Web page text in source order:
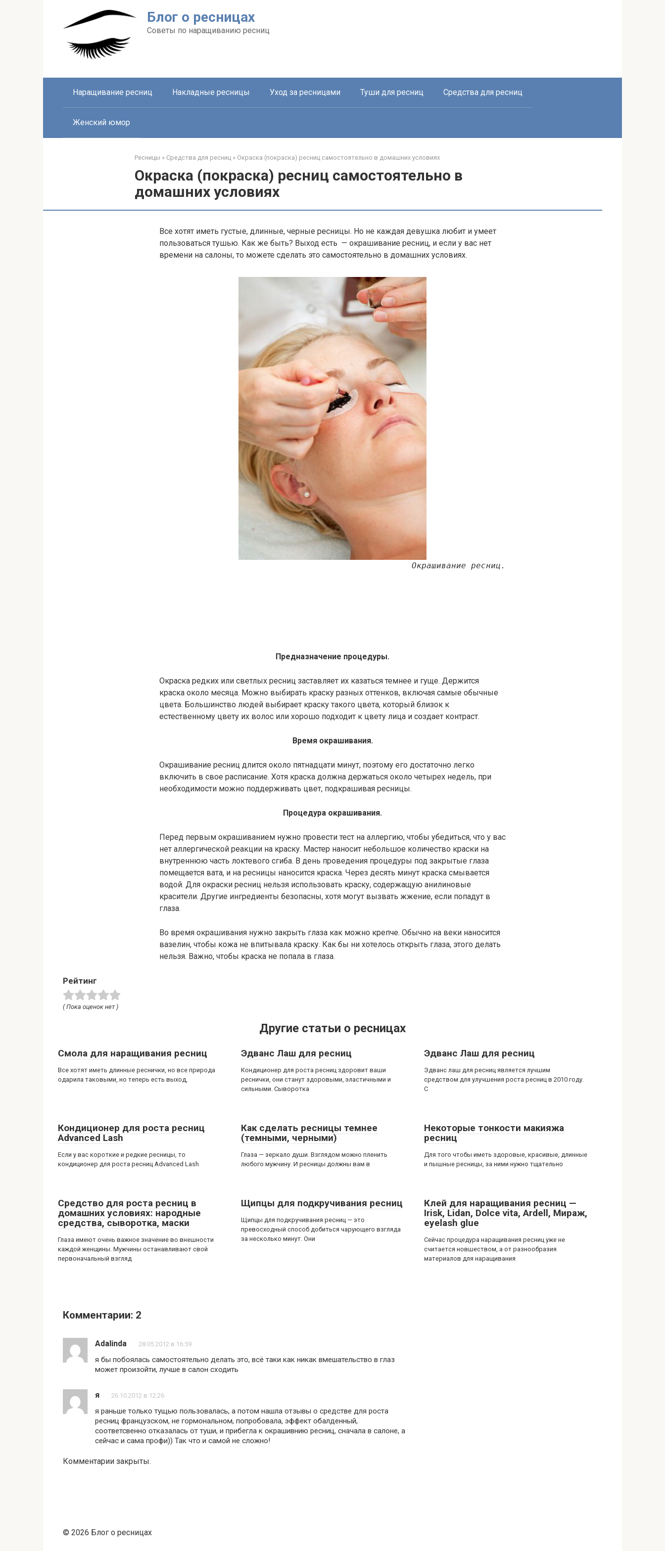
Блог о ресницах
Советы по наращиванию ресниц
Наращивание ресниц Накладные ресницы Уход за ресницами Туши для ресниц Средства для ресниц
Женский юмор
Ресницы » Средства для ресниц » Окраска (покраска) ресниц самостоятельно в домашних условиях
Окраска (покраска) ресниц самостоятельно в
домашних условиях
Все хотят иметь густые, длинные, черные ресницы. Но не каждая девушка любит и умеет
пользоваться тушью. Как же быть? Выход есть — окрашивание ресниц, и если у вас нет
времени на салоны, то можете сделать это самостоятельно в домашних условиях.
Окрашивание ресниц.
Предназначение процедуры.
Окраска редких или светлых ресниц заставляет их казаться темнее и гуще. Держится
краска около месяца. Можно выбирать краску разных оттенков, включая самые обычные
цвета. Большинство людей выбирает краску такого цвета, который близок к
естественному цвету их волос или хорошо подходит к цвету лица и создает контраст.
Время окрашивания.
Окрашивание ресниц длится около пятнадцати минут, поэтому его достаточно легко
включить в свое расписание. Хотя краска должна держаться около четырех недель, при
необходимости можно поддерживать цвет, подкрашивая ресницы.
Процедура окрашивания.
Перед первым окрашиванием нужно провести тест на аллергию, чтобы убедиться, что у вас
нет аллергической реакции на краску. Мастер наносит небольшое количество краски на
внутреннюю часть локтевого сгиба. В день проведения процедуры под закрытые глаза
помещается вата, и на ресницы наносится краска. Через десять минут краска смывается
водой. Для окраски ресниц нельзя использовать краску, содержащую анилиновые
красители. Другие ингредиенты безопасны, хотя могут вызвать жжение, если попадут в
глаза.
Во время окрашивания нужно закрыть глаза как можно крепче. Обычно на веки наносится
вазелин, чтобы кожа не впитывала краску. Как бы ни хотелось открыть глаза, этого делать
нельзя. Важно, чтобы краска не попала в глаза.
Рейтинг
( Пока оценок нет )
Другие статьи о ресницах
Смола для наращивания ресниц
Все хотят иметь длинные реснички, но все природа
одарила таковыми, но теперь есть выход,
Эдванс Лаш для ресниц
Кондиционер для роста ресниц здоровит ваши
реснички, они станут здоровыми, эластичными и
сильными. Сыворотка
Эдванс Лаш для ресниц
Эдванс лаш для ресниц является лучшим
средством для улучшения роста ресниц в 2010 году.
С
Кондиционер для роста ресниц
Advanced Lash
Если у вас короткие и редкие ресницы, то
кондиционер для роста ресниц Advanced Lash
Как сделать ресницы темнее
(темными, черными)
Глаза — зеркало души. Взглядом можно пленить
любого мужчину. И ресницы должны вам в
Некоторые тонкости макияжа
ресниц
Для того чтобы иметь здоровые, красивые, длинные
и пышные ресницы, за ними нужно тщательно
Средство для роста ресниц в
домашних условиях: народные
средства, сыворотка, маски
Глаза имеют очень важное значение во внешности
каждой женщины. Мужчины останавливают свой
первоначальный взгляд
Щипцы для подкручивания ресниц
Щипцы для подкручивания ресниц — это
превосходный способ добиться чарующего взгляда
за несколько минут. Они
Клей для наращивания ресниц —
Irisk, Lidan, Dolce vita, Ardell, Мираж,
eyelash glue
Сейчас процедура наращивания ресниц уже не
считается новшеством, а от разнообразия
материалов для наращивания
Комментарии: 2
Adalinda 28.05.2012 в 16:59
я бы побоялась самостоятельно делать это, всё таки как никак вмешательство в глаз
может произойти, лучше в салон сходить
я 26.10.2012 в 12:26
я раньше только тущью пользовалась, а потом нашла отзывы о средстве для роста
ресниц французском, не гормональном, попробовала, эффект обалденный,
соответсвенно отказалась от туши, и прибегла к окрашивнию ресниц, сначала в салоне, а
сейчас и сама профи)) Так что и самой не сложно!
Комментарии закрыты.
© 2026 Блог о ресницах